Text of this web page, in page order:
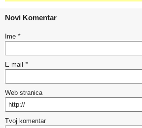
Novi Komentar
Ime *
E-mail *
Web stranica
Tvoj komentar